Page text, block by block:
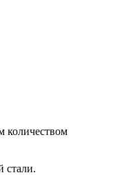
количеством
стали.